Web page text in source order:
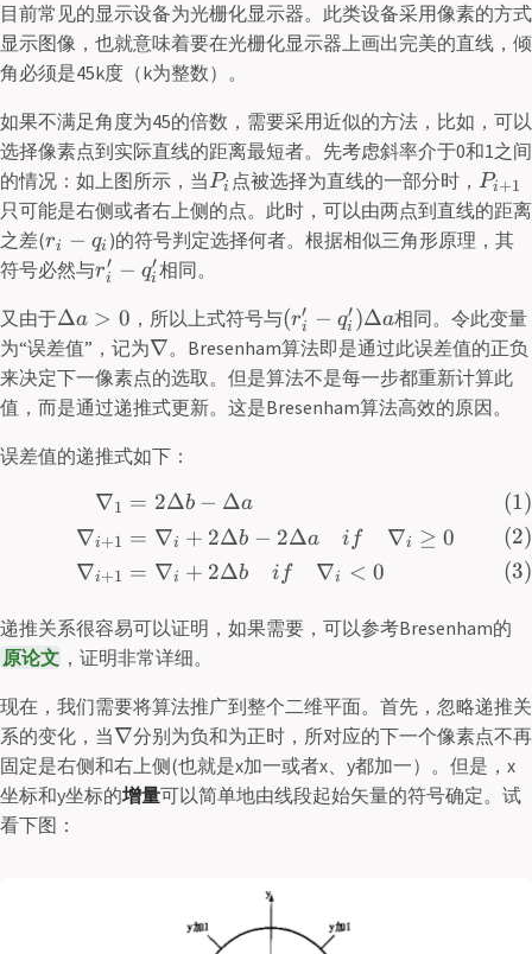
目前常见的显示设备为光栅化显示器。此类设备采用像素的方式
显示图像，也就意味着要在光栅化显示器上画出完美的直线，倾
角必须是45k度（k为整数）。
如果不满足角度为45的倍数，需要采用近似的方法，比如，可以
选择像素点到实际直线的距离最短者。先考虑斜率介于0和1之间
的情况：如上图所示，当Pi 点被选择为直线的一部分时， Pi+1
只可能是右侧或者右上侧的点。此时，可以由两点到直线的距离
之差(ri − qi )的符号判定选择何者。根据相似三角形原理，其
符号必然与ri
′ − qi
′相同。
又由于Δa > 0 ，所以上式符号与(ri
′ − qi
′ )Δa相同。令此变量
为“误差值”，记为∇。Bresenham算法即是通过此误差值的正负
来决定下一像素点的选取。但是算法不是每一步都重新计算此
值，而是通过递推式更新。这是Bresenham算法高效的原因。
误差值的递推式如下：
∇1
∇i+1
∇i+1
= 2Δb − Δa
= ∇i + 2Δb − 2Δa i f ∇i ≥ 0
= ∇i + 2Δb i f ∇i < 0
递推关系很容易可以证明，如果需要，可以参考Bresenham的
原论文 ，证明非常详细。
现在，我们需要将算法推广到整个二维平面。首先，忽略递推关
系的变化，当∇分别为负和为正时，所对应的下一个像素点不再
固定是右侧和右上侧(也就是x加一或者x、y都加一）。但是，x
坐标和y坐标的增量可以简单地由线段起始矢量的符号确定。试
看下图：